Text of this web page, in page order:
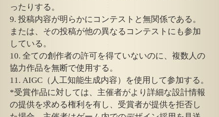
ったりする。
9. 投稿内容が明らかにコンテストと無関係である。
または、その投稿が他の異なるコンテストにも参加
している。
10. 全ての創作者の許可を得ていないのに、複数人の
協力作品を無断で使用する。
11. AIGC（人工知能生成内容）を使用して参加する。
*受賞作品に対しては、主催者がより詳細な設計情報
の提供を求める権利を有し、受賞者が提供を拒否し